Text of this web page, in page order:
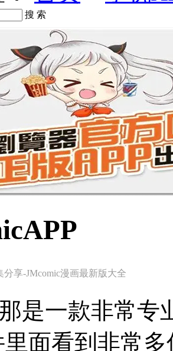
搜 索
分享-JMcomic漫画最新版大全
是一款非常
面看到非常